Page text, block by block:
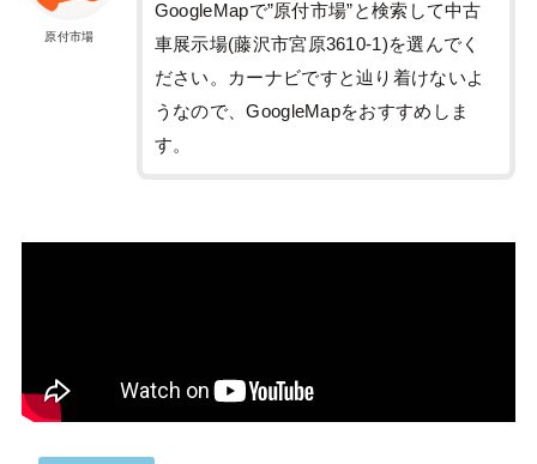
原付市場
GoogleMapで”原付市場”と検索して中古
車展示場(藤沢市宮原3610-1)を選んでく
ださい。カーナビですと辿り着けないよ
うなので、GoogleMapをおすすめしま
す。